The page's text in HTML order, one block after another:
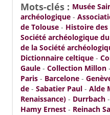
Mots-clés : Musée
archéologique -
de Tolouse - Histoire
Société archéologique
de la Société
Dictionnaire celtique -
Gaule - Collection Millon -
Paris - Barcelone -
de - Sabatier Paul - Alde
Renaissance) - Durrbach -
Hamy Ernest - Reinach